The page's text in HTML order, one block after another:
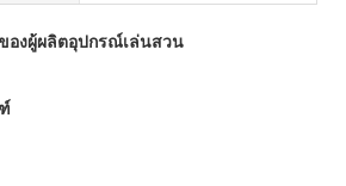
องผู้ผลิตอุปกรณ์เล่นสวน